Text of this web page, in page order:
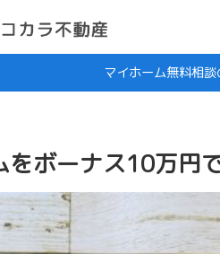
マイホーム無料相
をボーナス10万円